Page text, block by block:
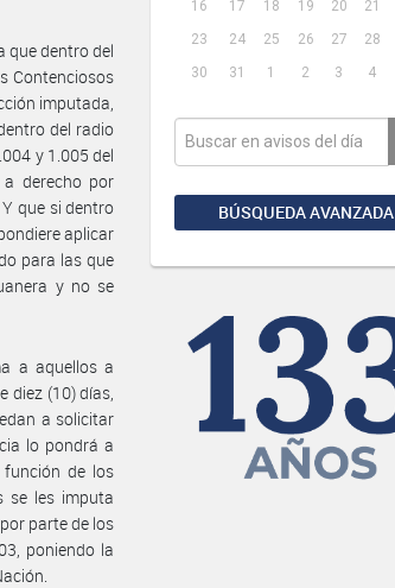
16
17 18 19 20 21
23
24 25 26 27 28
30
31 1 2 3 4
BÚSQUEDA AVANZADA
que dentro del
Contenciosos
imputada,
del radio
y 1.005 del
derecho por
que si dentro
aplicar
para las que
y no se
a aquellos a
diez (10) días,
a solicitar
lo pondrá a
función de los
se les imputa
parte de los
poniendo la